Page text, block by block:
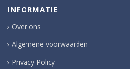
INFORMATIE
Over ons
Algemene voorwaarden
Privacy Policy